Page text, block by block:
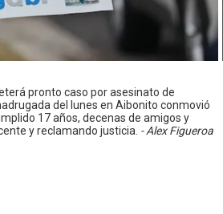
pronto caso por asesinato de
del lunes en Aibonito conmovió
17 años, decenas de amigos y
y reclamando justicia. - Alex Figueroa